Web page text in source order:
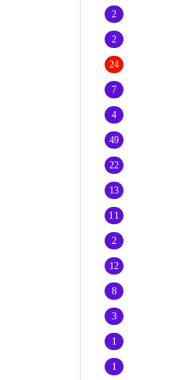
2
2
24
7
4
49
22
13
11
2
12
8
3
1
1